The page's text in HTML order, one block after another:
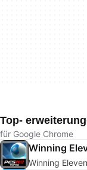
Top-
für Google Chrome
Winning
Winning